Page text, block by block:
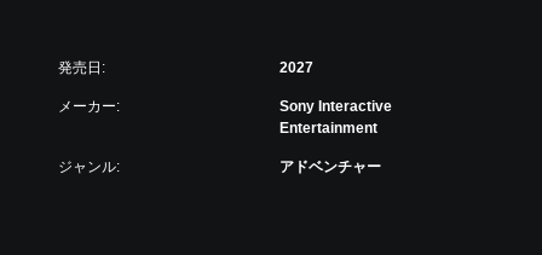
発売日: 2027
メーカー:
Sony Interactive
Entertainment
ジャンル: アドベンチャー